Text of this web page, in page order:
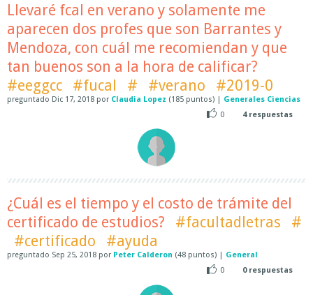
Llevaré fcal en verano y solamente me
aparecen dos profes que son Barrantes y
Mendoza, con cuál me recomiendan y que
tan buenos son a la hora de calificar?
#eeggcc
#fucal # #verano #2019-0
preguntado Dic 17, 2018 por Claudia Lopez (185 puntos) | Generales Ciencias
0
4respuestas
¿Cuál es el tiempo y el costo de trámite del
certificado de estudios?
#facultadletras
#
#certificado
#ayuda
preguntado Sep 25, 2018 por Peter Calderon (48 puntos) | General
0
0respuestas